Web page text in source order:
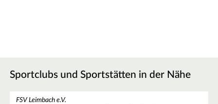
Sportclubs und Sportstätten in der Nähe
FSV Leimbach e.V.